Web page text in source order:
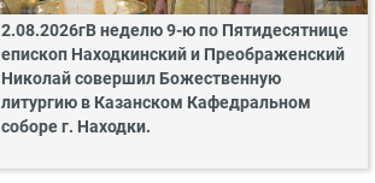
2.08.2026гВ неделю 9-ю по Пятидесятнице
епископ Находкинский и Преображенский
Николай совершил Божественную
литургию в Казанском Кафедральном
соборе г. Находки.